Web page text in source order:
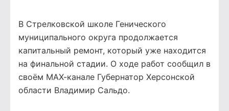
В Стрелковской школе Генического
муниципального округа продолжается
капитальный ремонт, который уже находится
на финальной стадии. О ходе работ сообщил в
своём МАХ-канале Губернатор Херсонской
области Владимир Сальдо.